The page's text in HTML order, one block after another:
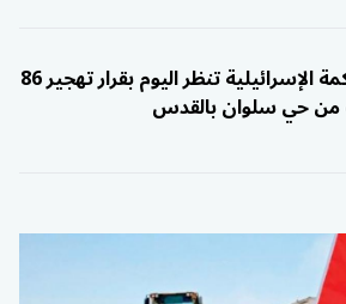
المحكمة الإسرائيلية تنظر اليوم بقرار تهجير 86
من حي سلوان بالقدس